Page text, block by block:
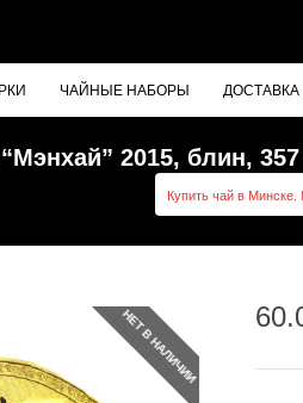
ЧАЙНЫЕ НАБОРЫ ДОСТАВКА
2015, блин, 357
Купить чай в Минске.
НЕТ В НАЛИЧИИ